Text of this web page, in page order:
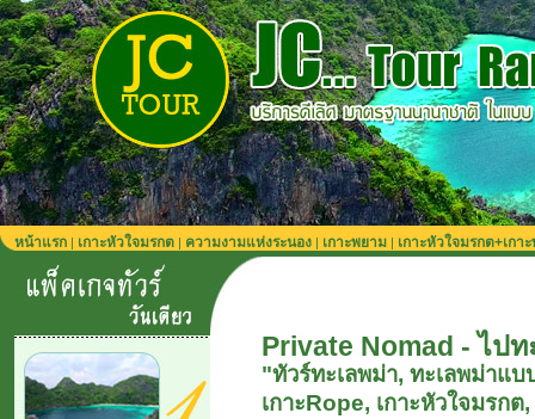
หน้าแรก | เกาะหัวใจมรกต | ความงามแห่งระนอง | เกาะพยาม | เกาะหัวใจมรกต+เกา
Private Nomad - ไป
"ทัวร์ทะเลพม่า, ทะเลพม่าแ
เกาะRope, เกาะหัวใจมรก